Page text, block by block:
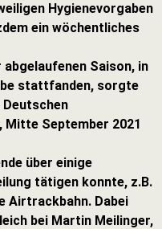
Hygienevorgaben
ein wöchentliches
Saison, in
stattfanden, sorgte
Deutschen
September 2021
über einige
tätigen konnte, z.B.
Airtrackbahn. Dabei
bei Martin Meilinger,